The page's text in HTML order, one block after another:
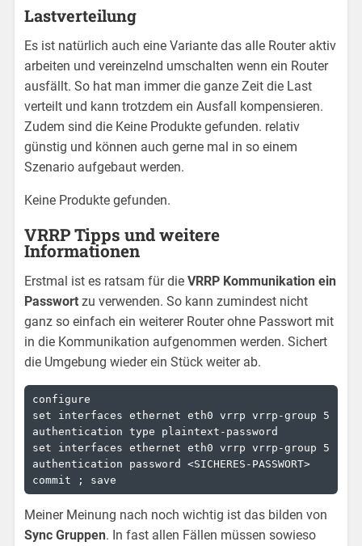
Lastverteilung
Es ist natürlich auch eine Variante das alle Router aktiv
arbeiten und vereinzelnd umschalten wenn ein Router
ausfällt. So hat man immer die ganze Zeit die Last
verteilt und kann trotzdem ein Ausfall kompensieren.
Zudem sind die Keine Produkte gefunden. relativ
günstig und können auch gerne mal in so einem
Szenario aufgebaut werden.
Keine Produkte gefunden.
VRRP Tipps und weitere
Informationen
Erstmal ist es ratsam für die VRRP Kommunikation ein
Passwortzu verwenden. So kann zumindest nicht
ganz so einfach ein weiterer Router ohne Passwort mit
in die Kommunikation aufgenommen werden. Sichert
die Umgebung wieder ein Stück weiter ab.
configure
set interfaces ethernet eth0 vrrp vrrp-group 5
authentication type plaintext-password
set interfaces ethernet eth0 vrrp vrrp-group 5
authentication password <SICHERES-PASSWORT>
commit ; save
Meiner Meinung nach noch wichtig ist das bilden von
Sync Gruppen. In fast allen Fällen müssen sowieso